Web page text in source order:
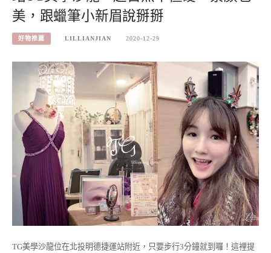
美，跟蠟筆小新眉說掰掰
好物推薦 LILLIANJIAN 2020-12-29
TG美學沙龍位在北投明德捷運站附近，只要步行3分鐘就到囉！這裡提